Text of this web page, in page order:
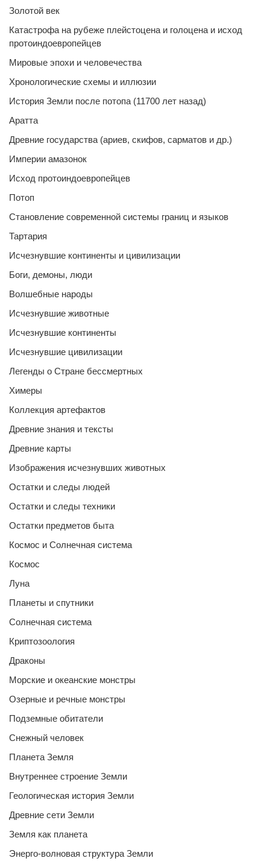
Золотой век
Катастрофа на рубеже плейстоцена и голоцена и исход
протоиндоевропейцев
Мировые эпохи и человечества
Хронологические схемы и иллюзии
История Земли после потопа (11700 лет назад)
Аратта
Древние государства (ариев, скифов, сарматов и др.)
Империи амазонок
Исход протоиндоевропейцев
Потоп
Становление современной системы границ и языков
Тартария
Исчезнувшие континенты и цивилизации
Боги, демоны, люди
Волшебные народы
Исчезнувшие животные
Исчезнувшие континенты
Исчезнувшие цивилизации
Легенды о Стране бессмертных
Химеры
Коллекция артефактов
Древние знания и тексты
Древние карты
Изображения исчезнувших животных
Остатки и следы людей
Остатки и следы техники
Остатки предметов быта
Космос и Солнечная система
Космос
Луна
Планеты и спутники
Солнечная система
Криптозоология
Драконы
Морские и океанские монстры
Озерные и речные монстры
Подземные обитатели
Снежный человек
Планета Земля
Внутреннее строение Земли
Геологическая история Земли
Древние сети Земли
Земля как планета
Энерго-волновая структура Земли